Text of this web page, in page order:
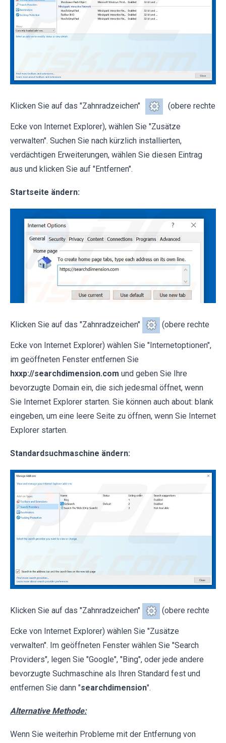
Klicken Sie auf das "Zahnradzeichen" (obere rechte
Ecke von Internet Explorer), wählen Sie "Zusätze
verwalten". Suchen Sie nach kürzlich installierten,
verdächtigen Erweiterungen, wählen Sie diesen Eintrag
aus und klicken Sie auf "Entfernen".
Startseite ändern:
Klicken Sie auf das "Zahnradzeichen" (obere rechte
Ecke von Internet Explorer) wählen Sie "Internetoptionen",
im geöffneten Fenster entfernen Sie
hxxp://searchdimension.com und geben Sie Ihre
bevorzugte Domain ein, die sich jedesmal öffnet, wenn
Sie Internet Explorer starten. Sie können auch about: blank
eingeben, um eine leere Seite zu öffnen, wenn Sie Internet
Explorer starten.
Standardsuchmaschine ändern:
Klicken Sie auf das "Zahnradzeichen" (obere rechte
Ecke von Internet Explorer) wählen Sie "Zusätze
verwalten". Im geöffneten Fenster wählen Sie "Search
Providers", legen Sie "Google", "Bing", oder jede andere
bevorzugte Suchmaschine als Ihren Standard fest und
entfernen Sie dann "searchdimension".
Alternative Methode:
Wenn Sie weiterhin Probleme mit der Entfernung von